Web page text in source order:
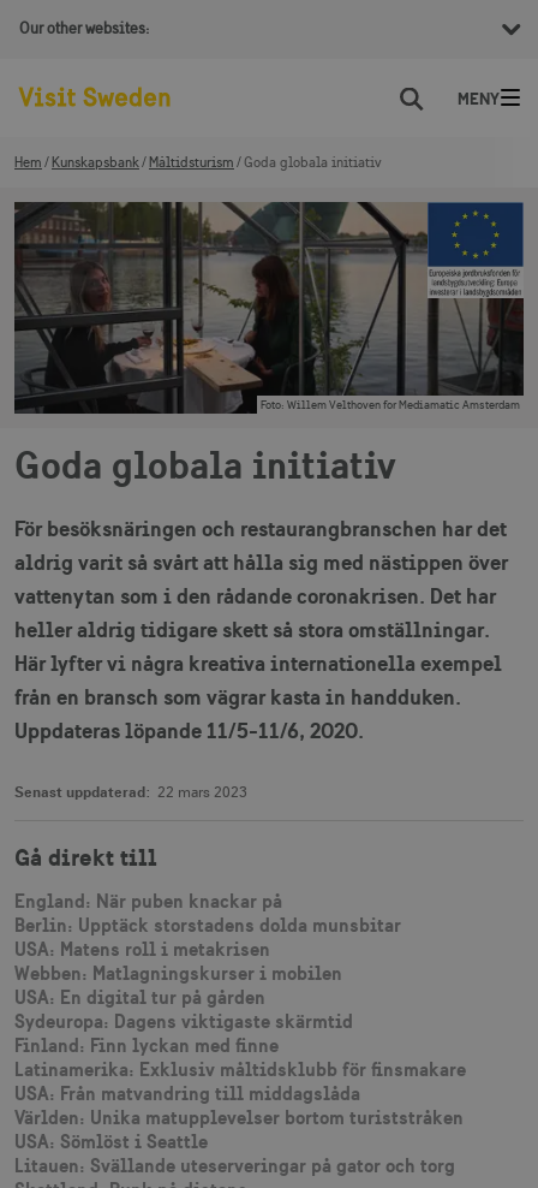
Our other websites:
Sök
Hem Kunskapsbank Måltidsturism Goda globala initiativ
Foto: Willem Velthoven for Mediamatic Amsterdam
Goda globala initiativ
För besöksnäringen och restaurangbranschen har det
aldrig varit så svårt att hålla sig med nästippen över
vattenytan som i den rådande coronakrisen. Det har
heller aldrig tidigare skett så stora omställningar.
Här lyfter vi några kreativa internationella exempel
från en bransch som vägrar kasta in handduken.
Uppdateras löpande 11/5-11/6, 2020.
Senast uppdaterad: 22 mars 2023
Gå direkt till
England: När puben knackar på
Berlin: Upptäck storstadens dolda munsbitar
USA: Matens roll i metakrisen
Webben: Matlagningskurser i mobilen
USA: En digital tur på gården
Sydeuropa: Dagens viktigaste skärmtid
Finland: Finn lyckan med finne
Latinamerika: Exklusiv måltidsklubb för finsmakare
USA: Från matvandring till middagslåda
Världen: Unika matupplevelser bortom turiststråken
USA: Sömlöst i Seattle
Litauen: Svällande uteserveringar på gator och torg